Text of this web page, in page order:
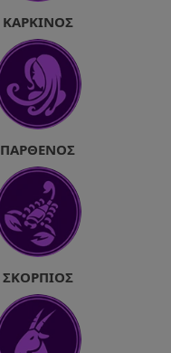
ΚΑΡΚΊΝΟΣ
ΠΑΡΘΈΝΟΣ
ΣΚΟΡΠΙΌΣ